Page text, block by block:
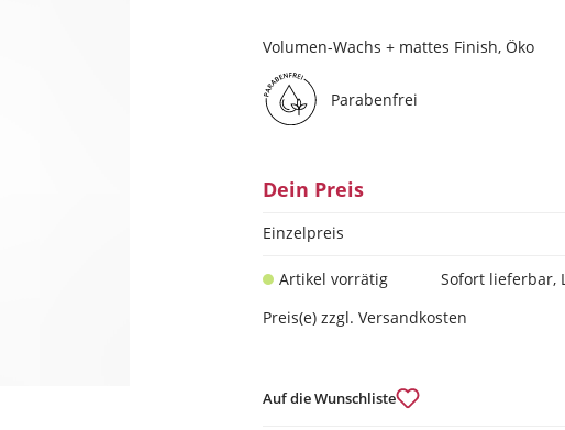
Volumen-Wachs + mattes Finish, Öko
Parabenfrei
Dein Preis
Einzelpreis
Artikel vorrätig
Sofort lieferbar,
Preis(e) zzgl. Versandkosten
Auf die Wunschliste